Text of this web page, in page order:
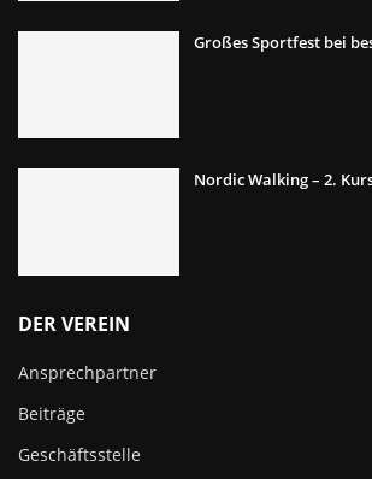
Großes Sportfest bei
Nordic Walking – 2.
DER VEREIN
Ansprechpartner
Beiträge
Geschäftsstelle